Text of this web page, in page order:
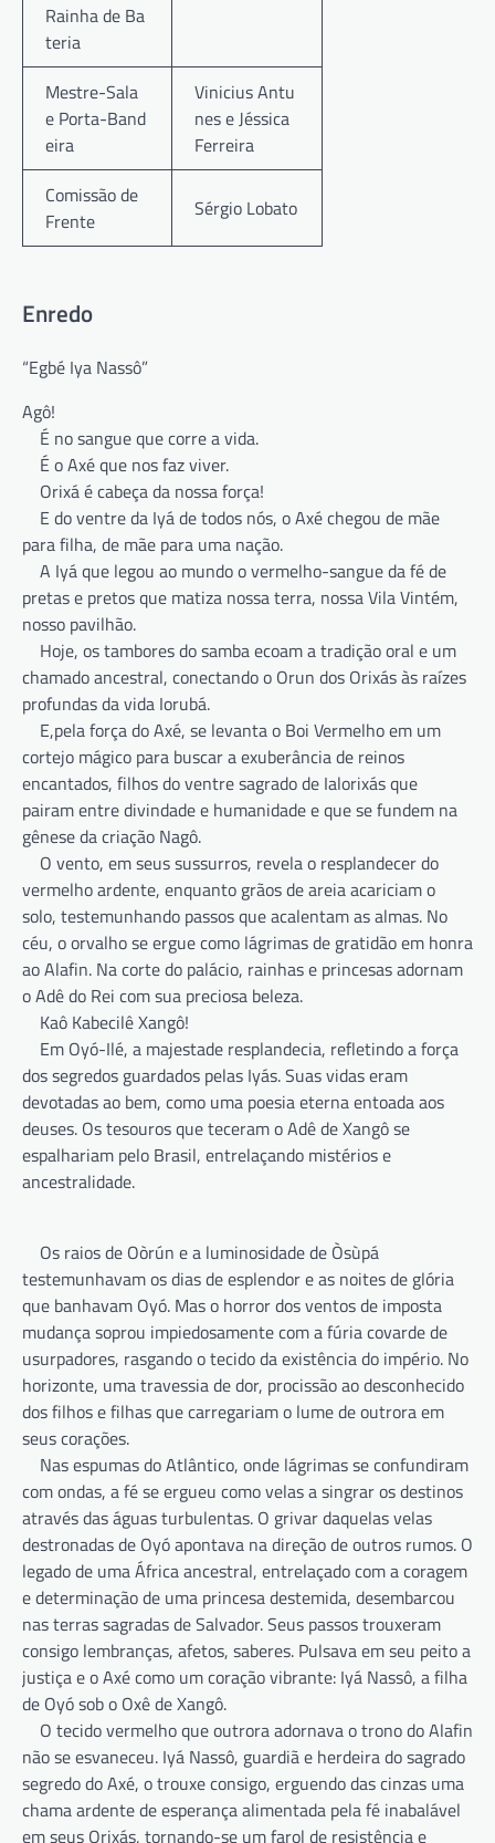
Rainha de Ba
teria
Mestre-Sala
e Porta-Band
eira
Vinicius Antu
nes e Jéssica
Ferreira
Comissão de
Frente
Sérgio Lobato
Enredo
“Egbé Iya Nassô”
Agô!
É no sangue que corre a vida.
É o Axé que nos faz viver.
Orixá é cabeça da nossa força!
E do ventre da Iyá de todos nós, o Axé chegou de mãe
para filha, de mãe para uma nação.
A Iyá que legou ao mundo o vermelho-sangue da fé de
pretas e pretos que matiza nossa terra, nossa Vila Vintém,
nosso pavilhão.
Hoje, os tambores do samba ecoam a tradição oral e um
chamado ancestral, conectando o Orun dos Orixás às raízes
profundas da vida Iorubá.
E,pela força do Axé, se levanta o Boi Vermelho em um
cortejo mágico para buscar a exuberância de reinos
encantados, filhos do ventre sagrado de Ialorixás que
pairam entre divindade e humanidade e que se fundem na
gênese da criação Nagô.
O vento, em seus sussurros, revela o resplandecer do
vermelho ardente, enquanto grãos de areia acariciam o
solo, testemunhando passos que acalentam as almas. No
céu, o orvalho se ergue como lágrimas de gratidão em honra
ao Alafin. Na corte do palácio, rainhas e princesas adornam
o Adê do Rei com sua preciosa beleza.
Kaô Kabecilê Xangô!
Em Oyó-Ilé, a majestade resplandecia, refletindo a força
dos segredos guardados pelas Iyás. Suas vidas eram
devotadas ao bem, como uma poesia eterna entoada aos
deuses. Os tesouros que teceram o Adê de Xangô se
espalhariam pelo Brasil, entrelaçando mistérios e
ancestralidade.
Os raios de Oòrún e a luminosidade de Òsùpá
testemunhavam os dias de esplendor e as noites de glória
que banhavam Oyó. Mas o horror dos ventos de imposta
mudança soprou impiedosamente com a fúria covarde de
usurpadores, rasgando o tecido da existência do império. No
horizonte, uma travessia de dor, procissão ao desconhecido
dos filhos e filhas que carregariam o lume de outrora em
seus corações.
Nas espumas do Atlântico, onde lágrimas se confundiram
com ondas, a fé se ergueu como velas a singrar os destinos
através das águas turbulentas. O grivar daquelas velas
destronadas de Oyó apontava na direção de outros rumos. O
legado de uma África ancestral, entrelaçado com a coragem
e determinação de uma princesa destemida, desembarcou
nas terras sagradas de Salvador. Seus passos trouxeram
consigo lembranças, afetos, saberes. Pulsava em seu peito a
justiça e o Axé como um coração vibrante: Iyá Nassô, a filha
de Oyó sob o Oxê de Xangô.
O tecido vermelho que outrora adornava o trono do Alafin
não se esvaneceu. Iyá Nassô, guardiã e herdeira do sagrado
segredo do Axé, o trouxe consigo, erguendo das cinzas uma
chama ardente de esperança alimentada pela fé inabalável
em seus Orixás, tornando-se um farol de resistência e